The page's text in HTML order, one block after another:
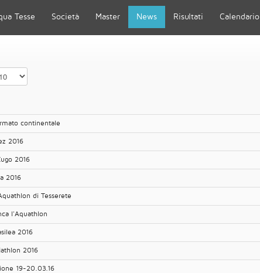
Tesse Società Master News Risultati Calendario
continentale
2016
2016
2016
di Tesserete
l'Aquathlon
2016
2016
19-20.03.16